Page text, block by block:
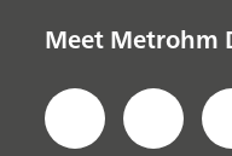
Meet Metrohm